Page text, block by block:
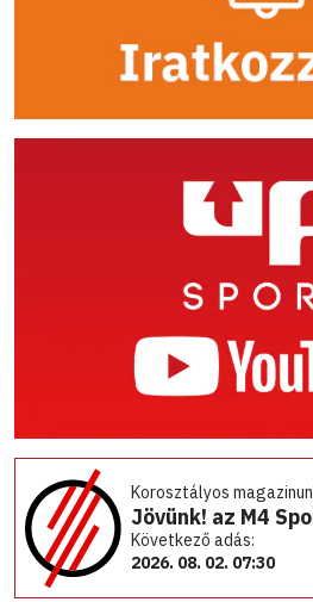
Korosztályos
Jövünk! az M4
Következő adás:
2026. 08. 02. 07:30